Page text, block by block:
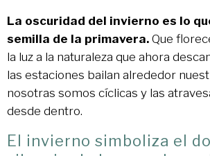
La oscuridad del invierno es lo
semilla de la primavera. Que
la luz a la naturaleza que ahora
las estaciones bailan alrededor
nosotras somos cíclicas y las
desde dentro.
El invierno simboliza el